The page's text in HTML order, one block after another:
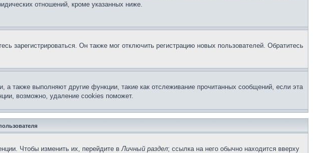
отношений, кроме указанных ниже.
зарегистрироваться. Он также мог отключить регистрацию новых пользователей. Обратитесь
также выполняют другие функции, такие как отслеживание прочитанных сообщений, если эта
возможно, удаление cookies поможет.
Чтобы изменить их, перейдите вЛичный раздел; ссылка на него обычно находится вверху